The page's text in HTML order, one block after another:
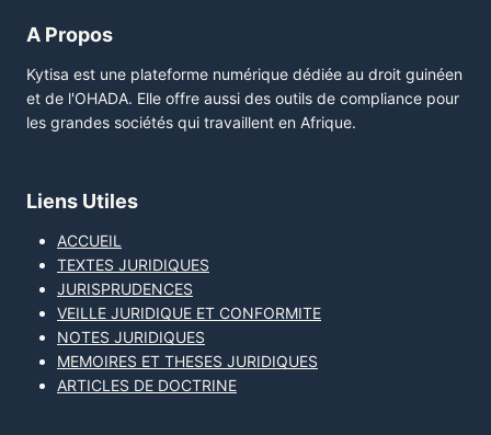
A Propos
Kytisa est une plateforme numérique dédiée au droit guinéen
et de l'OHADA. Elle offre aussi des outils de compliance pour
les grandes sociétés qui travaillent en Afrique.
Liens Utiles
ACCUEIL
TEXTES JURIDIQUES
JURISPRUDENCES
VEILLE JURIDIQUE ET CONFORMITE
NOTES JURIDIQUES
MEMOIRES ET THESES JURIDIQUES
ARTICLES DE DOCTRINE